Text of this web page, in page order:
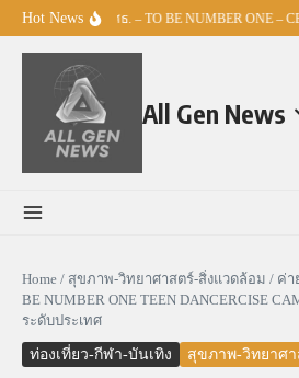
Skip to content
Hot News ศธ. – TO BE NUMBER ONE –
All Gen News
Home / สุขภาพ-วิทยาศาสตร์-สิ่งแวดล้อม / ค่า
BE NUMBER ONE TEEN DANCERCISE
ระดับประเทศ
ท่องเที่ยว-กีฬา-บันเทิง สุขภาพ-วิทยาศ